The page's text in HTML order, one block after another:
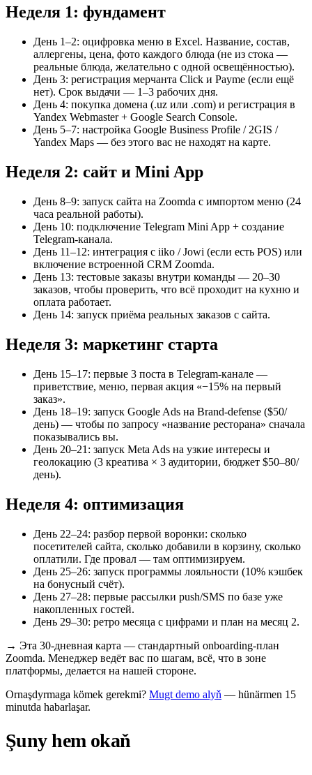
Неделя 1: фундамент
День 1–2: оцифровка меню в Excel. Название, состав,
аллергены, цена, фото каждого блюда (не из стока —
реальные блюда, желательно с одной освещённостью).
День 3: регистрация мерчанта Click и Payme (если ещё
нет). Срок выдачи — 1–3 рабочих дня.
День 4: покупка домена (.uz или .com) и регистрация в
Yandex Webmaster + Google Search Console.
День 5–7: настройка Google Business Profile / 2GIS /
Yandex Maps — без этого вас не находят на карте.
Неделя 2: сайт и Mini App
День 8–9: запуск сайта на Zoomda с импортом меню (24
часа реальной работы).
День 10: подключение Telegram Mini App + создание
Telegram-канала.
День 11–12: интеграция с iiko / Jowi (если есть POS) или
включение встроенной CRM Zoomda.
День 13: тестовые заказы внутри команды — 20–30
заказов, чтобы проверить, что всё проходит на кухню и
оплата работает.
День 14: запуск приёма реальных заказов с сайта.
Неделя 3: маркетинг старта
День 15–17: первые 3 поста в Telegram-канале —
приветствие, меню, первая акция «−15% на первый
заказ».
День 18–19: запуск Google Ads на Brand-defense ($50/
день) — чтобы по запросу «название ресторана» сначала
показывались вы.
День 20–21: запуск Meta Ads на узкие интересы и
геолокацию (3 креатива × 3 аудитории, бюджет $50–80/
день).
Неделя 4: оптимизация
День 22–24: разбор первой воронки: сколько
посетителей сайта, сколько добавили в корзину, сколько
оплатили. Где провал — там оптимизируем.
День 25–26: запуск программы лояльности (10% кэшбек
на бонусный счёт).
День 27–28: первые рассылки push/SMS по базе уже
накопленных гостей.
День 29–30: ретро месяца с цифрами и план на месяц 2.
→ Эта 30-дневная карта — стандартный onboarding-план
Zoomda. Менеджер ведёт вас по шагам, всё, что в зоне
платформы, делается на нашей стороне.
Ornaşdyrmaga kömek gerekmi? Mugt demo alyň — hünärmen 15
minutda habarlaşar.
Şuny hem okaň